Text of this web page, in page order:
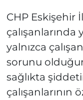
CHP Eskişehir
yalnızca
sorunu
sağlıkta
çalışanlarının